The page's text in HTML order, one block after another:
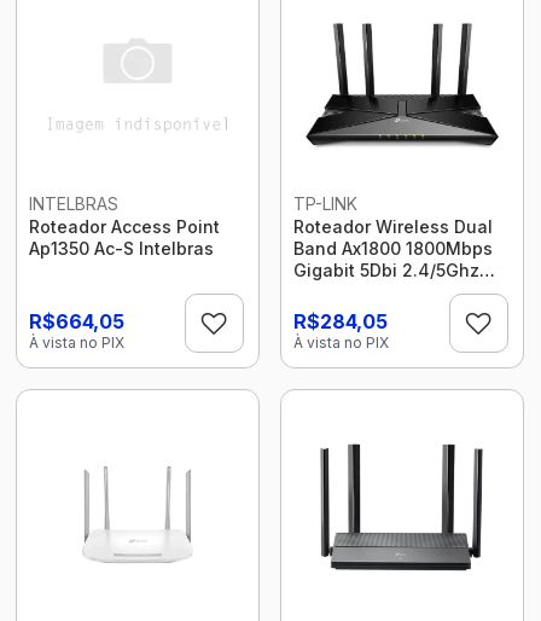
INTELBRAS
Roteador Access Point
Ap1350 Ac-S Intelbras
R$664,05
À vista no PIX
TP-LINK
Roteador Wireless Dual
Band Ax1800 1800Mbps
Gigabit 5Dbi 2.4/5Ghz
Wifi 6 Ex220 (4-Antena)
Tp-Link
R$284,05
À vista no PIX